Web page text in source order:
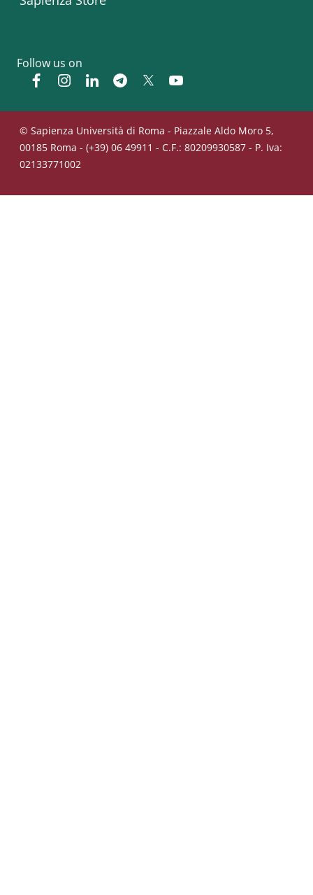
Follow us on
FacebookInstagramLinkedinTelegram
Twitter
© Sapienza Università di Roma - Piazzale Aldo Moro 5,
00185 Roma - (+39) 06 49911 - C.F.: 80209930587 - P. Iva:
02133771002